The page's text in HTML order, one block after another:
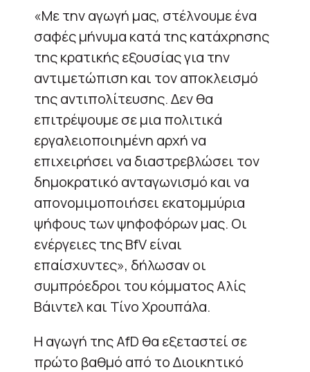
«Με την αγωγή μας, στέλνουμε ένα
σαφές μήνυμα κατά της κατάχρησης
της κρατικής εξουσίας για την
αντιμετώπιση και τον αποκλεισμό
της αντιπολίτευσης. Δεν θα
επιτρέψουμε σε μια πολιτικά
εργαλειοποιημένη αρχή να
επιχειρήσει να διαστρεβλώσει τον
δημοκρατικό ανταγωνισμό και να
απονομιμοποιήσει εκατομμύρια
ψήφους των ψηφοφόρων μας. Οι
ενέργειες της BfV είναι
επαίσχυντες», δήλωσαν οι
συμπρόεδροι του κόμματος Αλίς
Βάιντελ και Τίνο Χρουπάλα.
Η αγωγή της AfD θα εξεταστεί σε
πρώτο βαθμό από το Διοικητικό